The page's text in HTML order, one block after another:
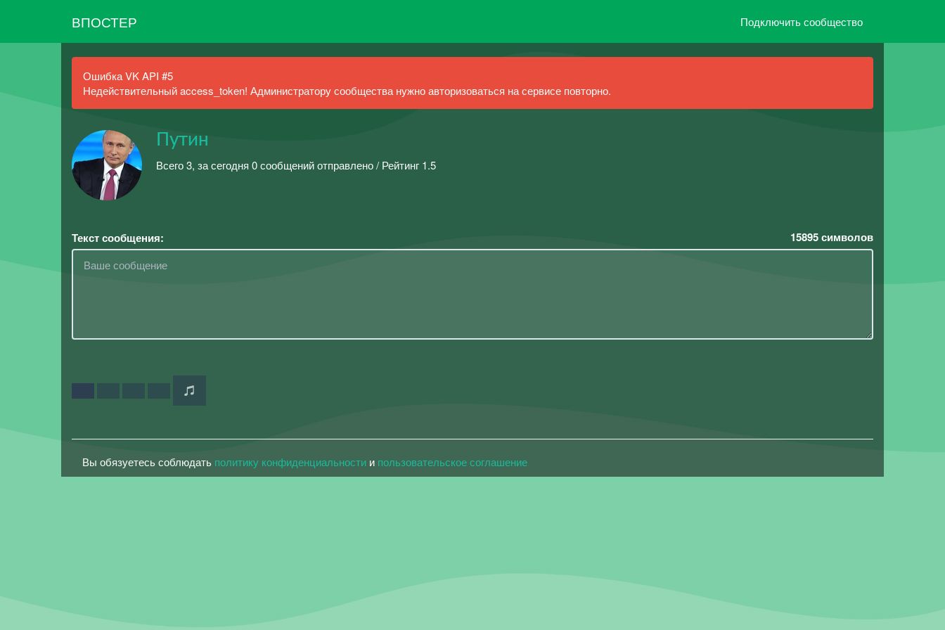
ВПОСТЕР Подключить сообщество
Ошибка VK API #5
Недействительный access_token! Администратору сообщества нужно авторизоваться на сервисе повторно.
Путин
Всего 3, за сегодня 0 сообщений отправлено / Рейтинг 1.5
Текст сообщения: 15895символов
Вы обязуетесь соблюдать политику конфиденциальности и пользовательское соглашение